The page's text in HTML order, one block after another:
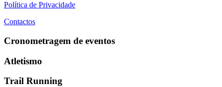
Política de Privacidade
Contactos
Cronometragem de eventos
Atletismo
Trail Running